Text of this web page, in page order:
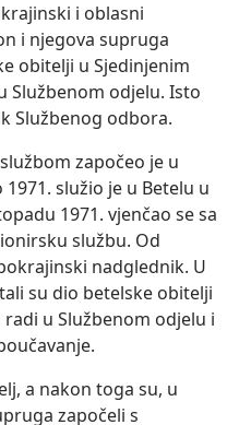
i oblasni
i njegova supruga
obitelji u Sjedinjenim
Službenom odjelu. Isto
Službenog odbora.
započeo je u
služio je u Betelu u
1971. vjenčao se sa
službu. Od
nadglednik. U
su dio betelske obitelji
u Službenom odjelu i
a nakon toga su, u
započeli s